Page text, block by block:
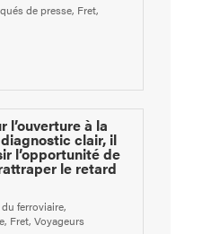
de presse, Fret,
l’ouverture à la
clair, il
l’opportunité de
le retard
ferroviaire,
, Fret, Voyageurs